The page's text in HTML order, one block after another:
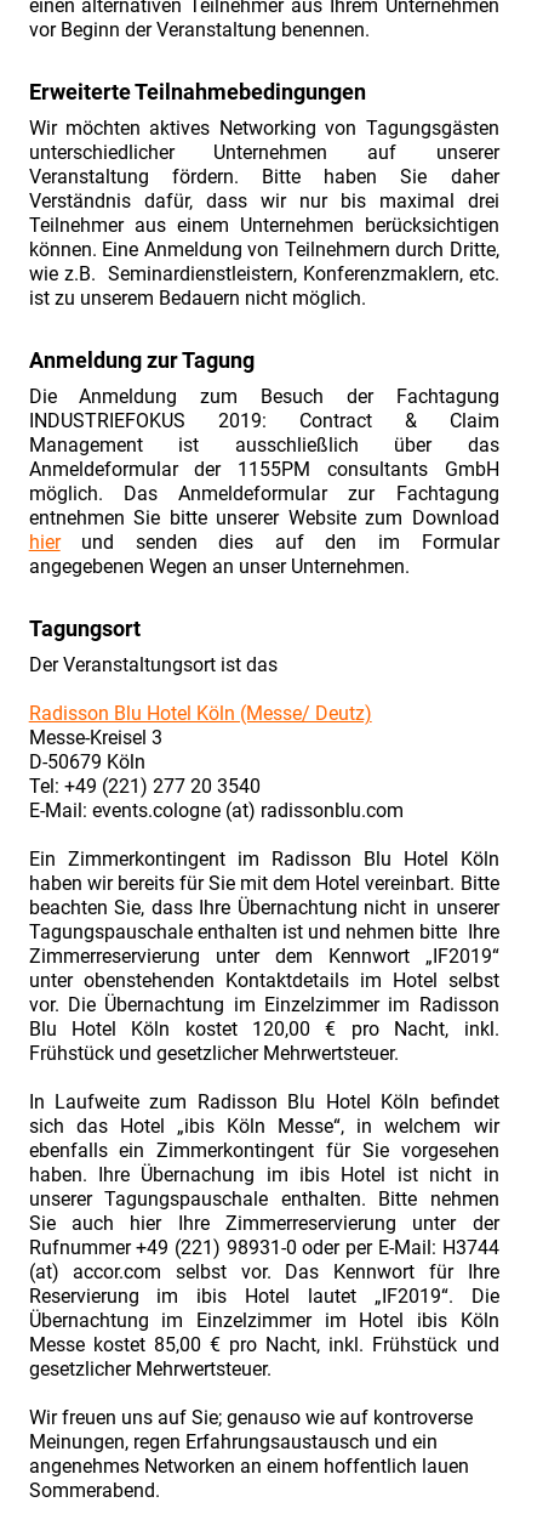
einen alternativen Teilnehmer aus Ihrem Unternehmen
vor Beginn der Veranstaltung benennen.
Erweiterte Teilnahmebedingungen
Wir möchten aktives Networking von Tagungsgästen
unterschiedlicher Unternehmen auf unserer
Veranstaltung fördern. Bitte haben Sie daher
Verständnis dafür, dass wir nur bis maximal drei
Teilnehmer aus einem Unternehmen berücksichtigen
können. Eine Anmeldung von Teilnehmern durch Dritte,
wie z.B. Seminardienstleistern, Konferenzmaklern, etc.
ist zu unserem Bedauern nicht möglich.
Anmeldung zur Tagung
Die Anmeldung zum Besuch der Fachtagung
INDUSTRIEFOKUS 2019: Contract & Claim
Management ist ausschließlich über das
Anmeldeformular der 1155PM consultants GmbH
möglich. Das Anmeldeformular zur Fachtagung
entnehmen Sie bitte unserer Website zum Download
hierund senden dies auf den im Formular
angegebenen Wegen an unser Unternehmen.
Tagungsort
Der Veranstaltungsort ist das
Radisson Blu Hotel Köln (Messe/ Deutz)
Messe-Kreisel 3
D-50679 Köln
Tel: +49 (221) 277 20 3540
E-Mail: events.cologne (at) radissonblu.com
Ein Zimmerkontingent im Radisson Blu Hotel Köln
haben wir bereits für Sie mit dem Hotel vereinbart. Bitte
beachten Sie, dass Ihre Übernachtung nicht in unserer
Tagungspauschale enthalten ist und nehmen bitte Ihre
Zimmerreservierung unter dem Kennwort „IF2019“
unter obenstehenden Kontaktdetails im Hotel selbst
vor. Die Übernachtung im Einzelzimmer im Radisson
Blu Hotel Köln kostet 120,00 € pro Nacht, inkl.
Frühstück und gesetzlicher Mehrwertsteuer.
In Laufweite zum Radisson Blu Hotel Köln befindet
sich das Hotel „ibis Köln Messe“, in welchem wir
ebenfalls ein Zimmerkontingent für Sie vorgesehen
haben. Ihre Übernachung im ibis Hotel ist nicht in
unserer Tagungspauschale enthalten. Bitte nehmen
Sie auch hier Ihre Zimmerreservierung unter der
Rufnummer +49 (221) 98931-0 oder per E-Mail: H3744
(at) accor.com selbst vor. Das Kennwort für Ihre
Reservierung im ibis Hotel lautet „IF2019“. Die
Übernachtung im Einzelzimmer im Hotel ibis Köln
Messe kostet 85,00 € pro Nacht, inkl. Frühstück und
gesetzlicher Mehrwertsteuer.
Wir freuen uns auf Sie; genauso wie auf kontroverse
Meinungen, regen Erfahrungsaustausch und ein
angenehmes Networken an einem hoffentlich lauen
Sommerabend.
am
02./
03.07.2019"
INDUSTRIEFOKUS
2021:
Contract
&
Claim
Management.
zur
Fachtagung
&
Tagungsbericht
INDUSTRIEFOKUS
2021:
Contract
Claim
Management.
„Konsortium
&
Co.
Projektbeteiligung
auf
Augenhöhe
oder
Haftungsfalle?“
INDUSTRIEFOKUS
2021:
Contract
&
Claim
Management.
Vortrag
„Zuckerbrot
und
Peitsche
-
Erfahrungen
mit
Bonus-/